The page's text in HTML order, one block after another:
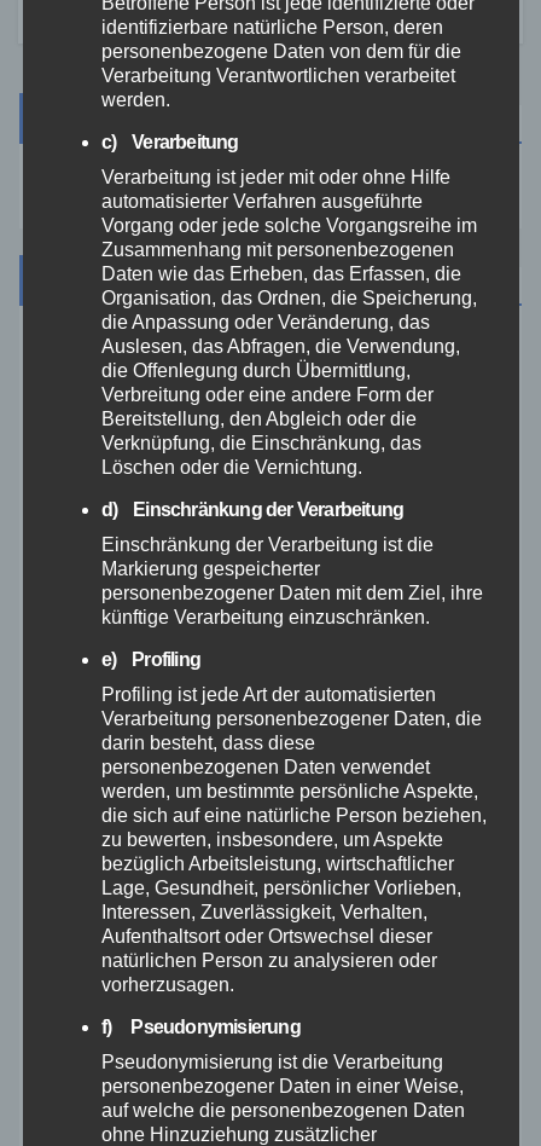
Kategorien
Aktuelles
Allgemein
Bundespolizei
Feuerwehr
Hilfsorganisationen
Mayen-Koblenz
Neuwied
Polizei
Rettungsdienst
Rhein-Lahn
Veranstaltungen
identifizierbare natürliche Person, deren
personenbezogene Daten von dem für die
Verarbeitung Verantwortlichen verarbeitet
werden.
c) Verarbeitung
Verarbeitung ist jeder mit oder ohne Hilfe
automatisierter Verfahren ausgeführte
Vorgang oder jede solche Vorgangsreihe im
Zusammenhang mit personenbezogenen
Daten wie das Erheben, das Erfassen, die
Organisation, das Ordnen, die Speicherung,
die Anpassung oder Veränderung, das
Auslesen, das Abfragen, die Verwendung,
die Offenlegung durch Übermittlung,
Verbreitung oder eine andere Form der
Bereitstellung, den Abgleich oder die
Verknüpfung, die Einschränkung, das
Löschen oder die Vernichtung.
d) Einschränkung der Verarbeitung
Einschränkung der Verarbeitung ist die
Markierung gespeicherter
personenbezogener Daten mit dem Ziel, ihre
künftige Verarbeitung einzuschränken.
e) Profiling
Profiling ist jede Art der automatisierten
Verarbeitung personenbezogener Daten, die
darin besteht, dass diese
personenbezogenen Daten verwendet
werden, um bestimmte persönliche Aspekte,
die sich auf eine natürliche Person beziehen,
zu bewerten, insbesondere, um Aspekte
bezüglich Arbeitsleistung, wirtschaftlicher
Lage, Gesundheit, persönlicher Vorlieben,
Interessen, Zuverlässigkeit, Verhalten,
Aufenthaltsort oder Ortswechsel dieser
natürlichen Person zu analysieren oder
vorherzusagen.
f) Pseudonymisierung
Pseudonymisierung ist die Verarbeitung
personenbezogener Daten in einer Weise,
auf welche die personenbezogenen Daten
ohne Hinzuziehung zusätzlicher